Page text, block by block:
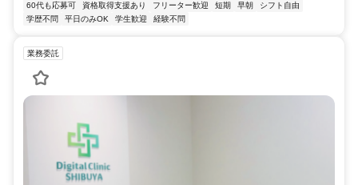
60代も応募可
資格取得支援あり フリーター歓迎 短期 早朝
シフト自由
学歴不問
平日のみOK 学生歓迎 経験不問
業務委託